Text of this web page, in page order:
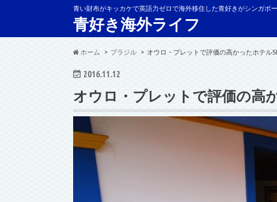
青い財布がキッカケで英語力ゼロで海外移住した青好きがシンガポ
青好き海外ライフ
ホーム ブラジル オウロ・プレットで評価の高かったホテル
2016.11.12
オウロ・プレットで評価の高